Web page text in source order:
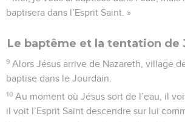
baptisera dans l’Esprit Saint. »
Le baptême et la tentation de
9 Alors Jésus arrive de Nazareth, village
baptise dans le Jourdain.
10 Au moment où Jésus sort de l’eau, il
il voit l’Esprit Saint descendre sur lui